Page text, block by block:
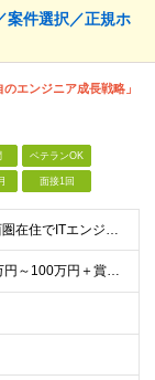
案件選択／正規ホ
エンジニア成⻑戦略」
ベテランOK
面接1回
【必須条件】 ◎首都圏・関西圏在住でITエンジニアとしての実務経験が3年以上ある⽅（開発・インフラいずれも歓迎） →首都圏（東京、神奈川、千葉、埼玉）、関西圏（大阪、兵庫、京都）在住のITエンジニア採
【年収アップ保証】 月給36万円～100万円＋賞与（年3回）＋諸手当 ◆想定年収432万円〜1200万円(経験・スキルを考慮し決定) ※年収アップ保証付帯 ◆基本給には⽉20時間分の固定残業代(31,